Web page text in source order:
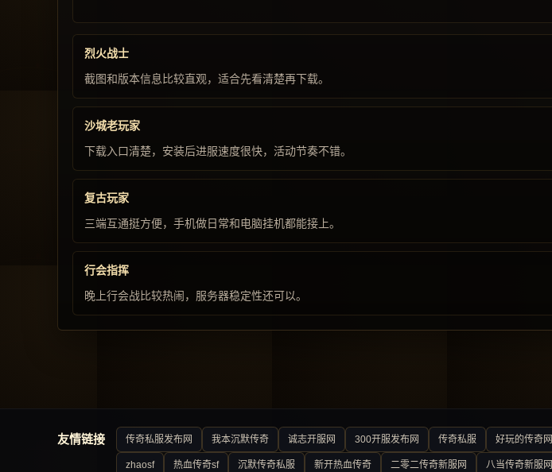
烈火战士
截图和版本信息比较直观，适合先看清楚再下载。
沙城老玩家
下载入口清楚，安装后进服速度很快，活动节奏不错。
复古玩家
三端互通挺方便，手机做日常和电脑挂机都能接上。
行会指挥
晚上行会战比较热闹，服务器稳定性还可以。
友情链接 传奇私服发布网 我本沉默传奇 诚志开服网 300开服发布网 传奇私服 好玩的传奇网
zhaosf 热血传奇sf 沉默传奇私服 新开热血传奇 二零二传奇新服网 八当传奇新服网